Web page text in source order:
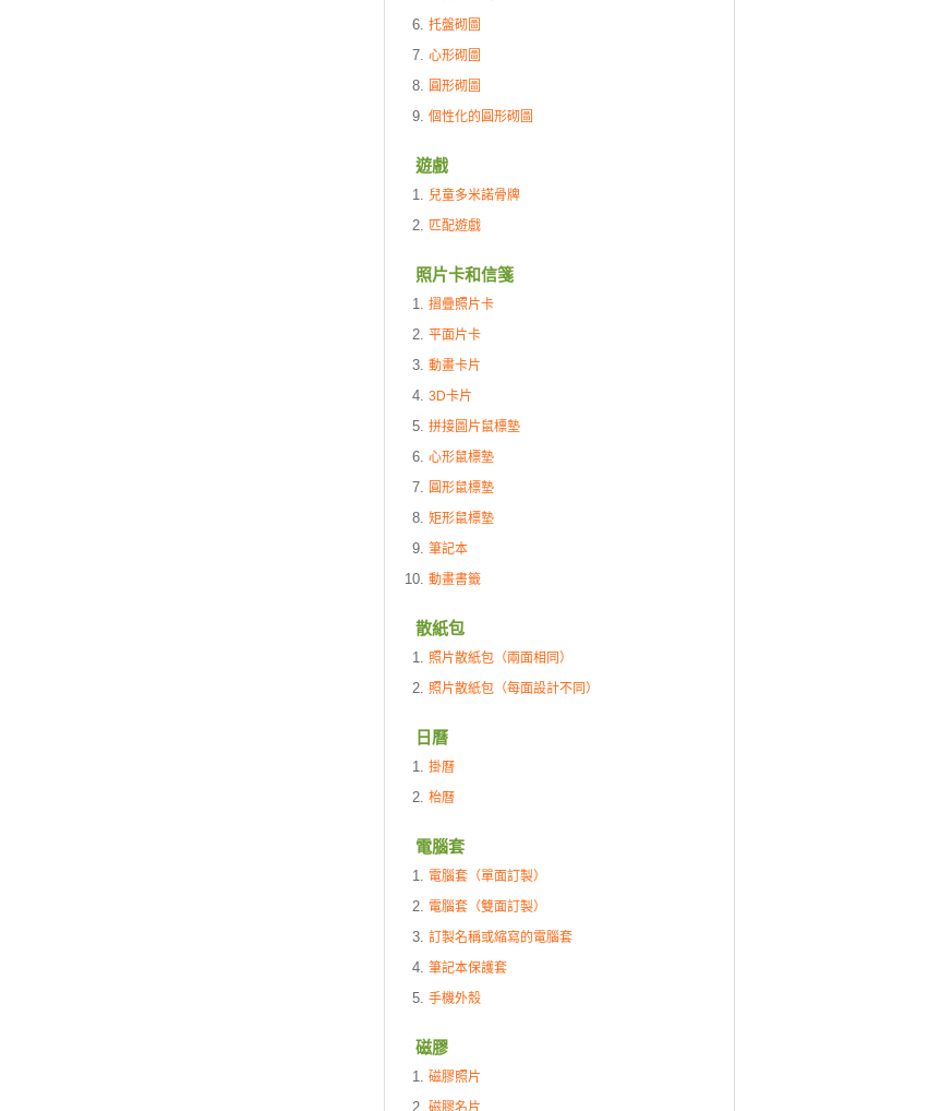
托盤砌圖
心形砌圖
圓形砌圖
個性化的圓形砌圖
遊戲
兒童多米諾骨牌
匹配遊戲
照片卡和信箋
摺疊照片卡
平面片卡
動畫卡片
3D卡片
拼接圖片鼠標墊
心形鼠標墊
圓形鼠標墊
矩形鼠標墊
筆記本
動畫書籤
散紙包
照片散紙包（兩面相同）
照片散紙包（每面設計不同）
日曆
掛曆
枱曆
電腦套
電腦套（單面訂製）
電腦套（雙面訂製）
訂製名稱或縮寫的電腦套
筆記本保護套
手機外殼
磁膠
磁膠照片
磁膠名片